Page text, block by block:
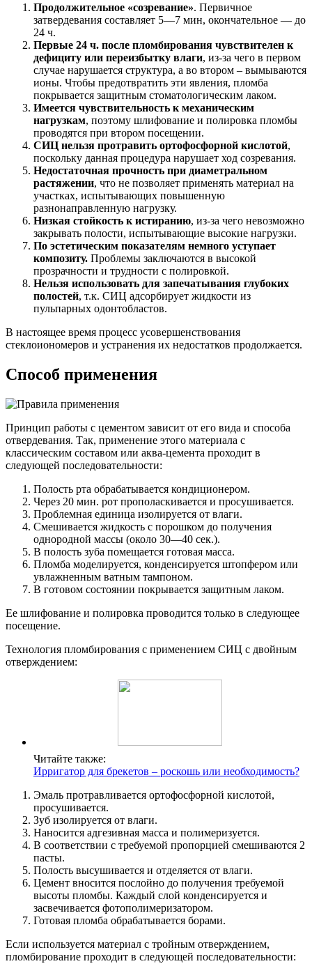
Продолжительное «созревание». Первичное
затвердевания составляет 5—7 мин, окончательное — до
24 ч.
Первые 24 ч. после пломбирования чувствителен к
дефициту или переизбытку влаги, из-за чего в первом
случае нарушается структура, а во втором – вымываются
ионы. Чтобы предотвратить эти явления, пломба
покрывается защитным стоматологическим лаком.
Имеется чувствительность к механическим
нагрузкам, поэтому шлифование и полировка пломбы
проводятся при втором посещении.
СИЦ нельзя протравить ортофосфорной кислотой,
поскольку данная процедура нарушает ход созревания.
Недостаточная прочность при диаметральном
растяжении, что не позволяет применять материал на
участках, испытывающих повышенную
разнонаправленную нагрузку.
Низкая стойкость к истиранию, из-за чего невозможно
закрывать полости, испытывающие высокие нагрузки.
По эстетическим показателям немного уступает
композиту. Проблемы заключаются в высокой
прозрачности и трудности с полировкой.
Нельзя использовать для запечатывания глубоких
полостей, т.к. СИЦ адсорбирует жидкости из
пульпарных одонтобластов.
В настоящее время процесс усовершенствования
стеклоиономеров и устранения их недостатков продолжается.
Способ применения
Принцип работы с цементом зависит от его вида и способа
отвердевания. Так, применение этого материала с
классическим составом или аква-цемента проходит в
следующей последовательности:
Полость рта обрабатывается кондиционером.
Через 20 мин. рот прополаскивается и просушивается.
Проблемная единица изолируется от влаги.
Смешивается жидкость с порошком до получения
однородной массы (около 30—40 сек.).
В полость зуба помещается готовая масса.
Пломба моделируется, конденсируется штопфером или
увлажненным ватным тампоном.
В готовом состоянии покрывается защитным лаком.
Ее шлифование и полировка проводится только в следующее
посещение.
Технология пломбирования с применением СИЦ с двойным
отверждением:
Читайте также:
Ирригатор для брекетов – роскошь или необходимость?
Эмаль протравливается ортофосфорной кислотой,
просушивается.
Зуб изолируется от влаги.
Наносится адгезивная масса и полимеризуется.
В соответствии с требуемой пропорцией смешиваются 2
пасты.
Полость высушивается и отделяется от влаги.
Цемент вносится послойно до получения требуемой
высоты пломбы. Каждый слой конденсируется и
засвечивается фотополимеризатором.
Готовая пломба обрабатывается борами.
Если используется материал с тройным отверждением,
пломбирование проходит в следующей последовательности: